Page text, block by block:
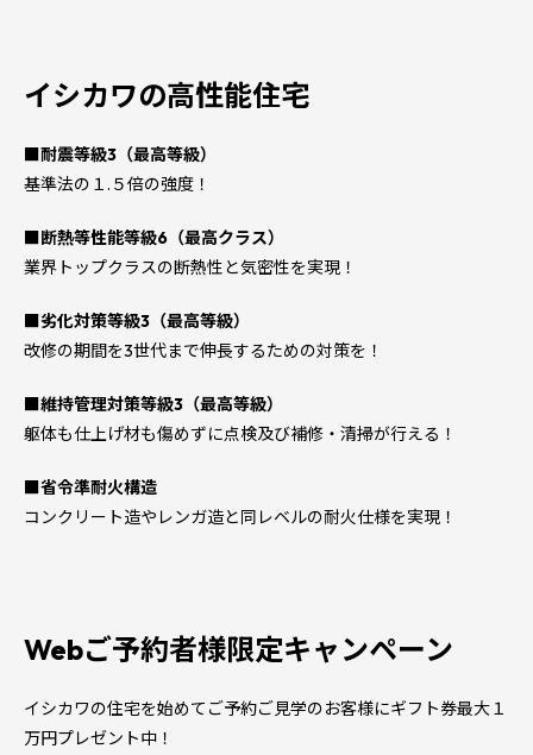
イシカワの高性能住宅
■耐震等級3（最高等級）
基準法の１.５倍の強度！
■断熱等性能等級6（最高クラス）
業界トップクラスの断熱性と気密性を実現！
■劣化対策等級3（最高等級）
改修の期間を3世代まで伸長するための対策を！
■維持管理対策等級3（最高等級）
躯体も仕上げ材も傷めずに点検及び補修・清掃が行える！
■省令準耐火構造
コンクリート造やレンガ造と同レベルの耐火仕様を実現！
Webご予約者様限定キャンペーン
イシカワの住宅を始めてご予約ご見学のお客様にギフト券最大１
万円プレゼント中！